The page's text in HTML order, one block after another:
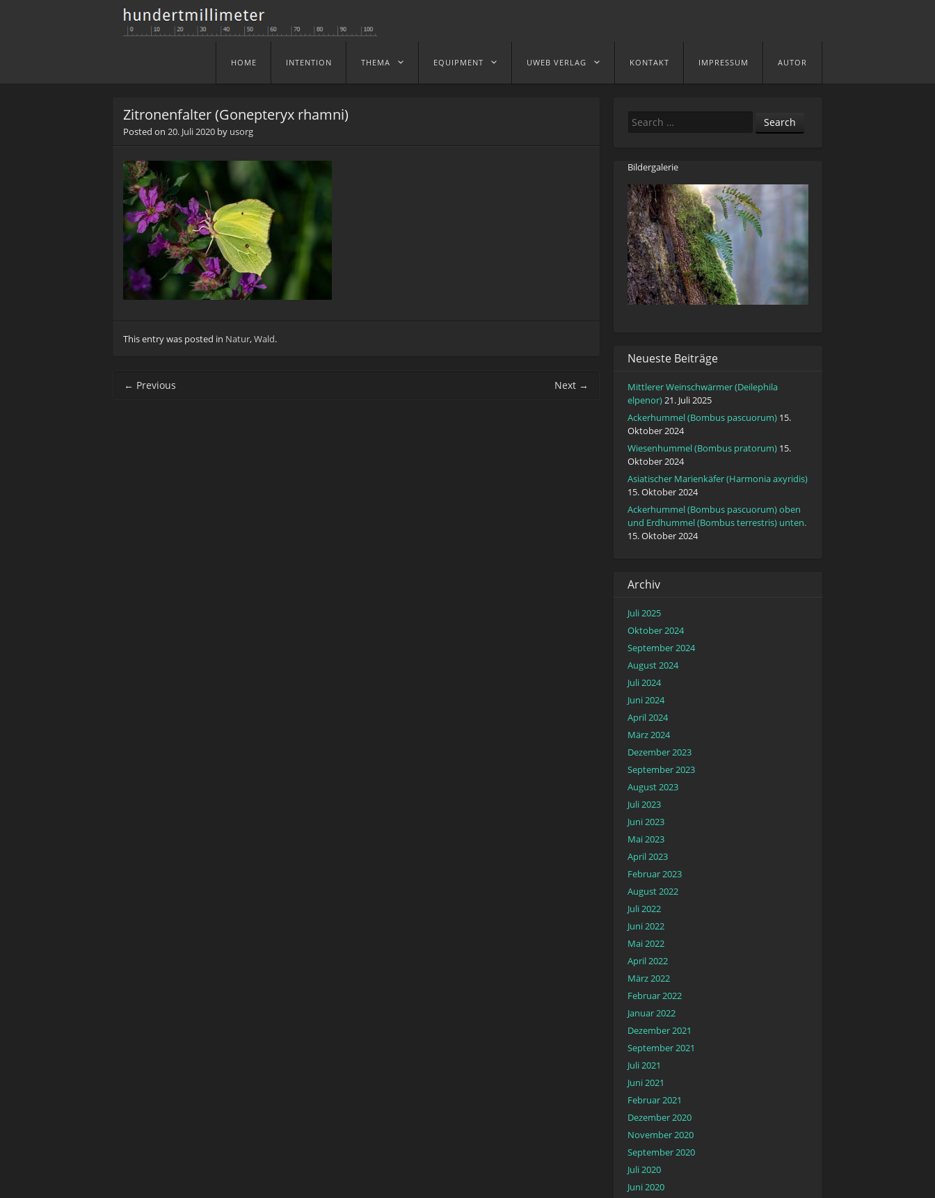
Menu
Skip to content
HOME INTENTION THEMA EQUIPMENT UWEB VERLAG KONTAKT IMPRESSUM AUTOR
Zitronenfalter (Gonepteryx rhamni)
Posted on 20. Juli 2020 by usorg
This entry was posted in Natur,Wald.
Post navigation
← Previous Next →
Search
Bildergalerie
Neueste Beiträge
Mittlerer Weinschwärmer (Deilephila
elpenor)21. Juli 2025
Ackerhummel (Bombus pascuorum) 15.
Oktober 2024
Wiesenhummel (Bombus pratorum) 15.
Oktober 2024
Asiatischer Marienkäfer (Harmonia axyridis)
15. Oktober 2024
Ackerhummel (Bombus pascuorum) oben
und Erdhummel (Bombus terrestris) unten.
15. Oktober 2024
Archiv
Juli 2025
Oktober 2024
September 2024
August 2024
Juli 2024
Juni 2024
April 2024
März 2024
Dezember 2023
September 2023
August 2023
Juli 2023
Juni 2023
Mai 2023
April 2023
Februar 2023
August 2022
Juli 2022
Juni 2022
Mai 2022
April 2022
März 2022
Februar 2022
Januar 2022
Dezember 2021
September 2021
Juli 2021
Juni 2021
Februar 2021
Dezember 2020
November 2020
September 2020
Juli 2020
Juni 2020